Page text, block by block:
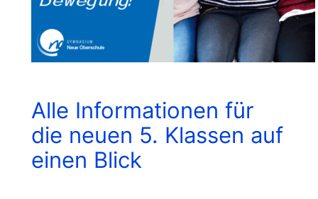
Alle Informationen für
die neuen 5. Klassen auf
einen Blick